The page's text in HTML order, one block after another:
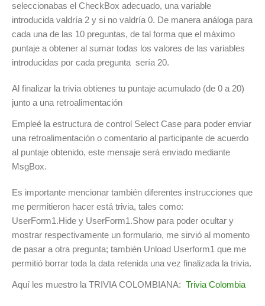
seleccionabas el CheckBox adecuado, una variable
introducida valdría 2 y si no valdría 0. De manera análoga para
cada una de las 10 preguntas, de tal forma que el máximo
puntaje a obtener al sumar todas los valores de las variables
introducidas por cada pregunta sería 20.
Al finalizar la trivia obtienes tu puntaje acumulado (de 0 a 20)
junto a una retroalimentación
Empleé la estructura de control Select Case para poder enviar
una retroalimentación o comentario al participante de acuerdo
al puntaje obtenido, este mensaje será enviado mediante
MsgBox.
Es importante mencionar también diferentes instrucciones que
me permitieron hacer está trivia, tales como:
UserForm1.Hide y UserForm1.Show para poder ocultar y
mostrar respectivamente un formulario, me sirvió al momento
de pasar a otra pregunta; también Unload Userform1 que me
permitió borrar toda la data retenida una vez finalizada la trivia.
Aquí les muestro la TRIVIA COLOMBIANA: Trivia Colombia